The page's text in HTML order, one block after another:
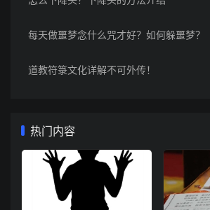
每天做噩梦念什么咒才好？如何躲噩梦？
道教符箓文化详解不可外传！
热门内容